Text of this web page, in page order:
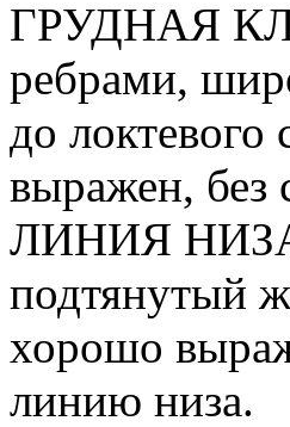
ГРУДНАЯ
ребрами,
до
выражен, без
ЛИНИЯ НИЗА:
подтянутый
хорошо
линию низа.